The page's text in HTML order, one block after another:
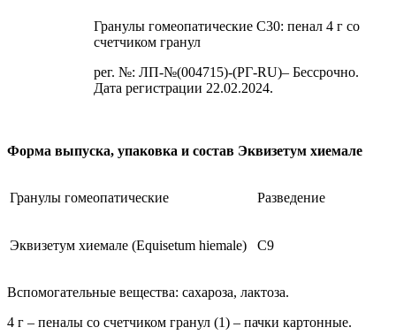
Гранулы гомеопатические C30: пенал 4 г со
счетчиком гранул
рег. №: ЛП-№(004715)-(РГ-RU)– Бессрочно.
Дата регистрации 22.02.2024.
Форма выпуска, упаковка и состав Эквизетум хиемале
Гранулы гомеопатические Разведение
Эквизетум хиемале (Equisetum hiemale) C9
Вспомогательные вещества: сахароза, лактоза.
4 г – пеналы со счетчиком гранул (1) – пачки картонные.